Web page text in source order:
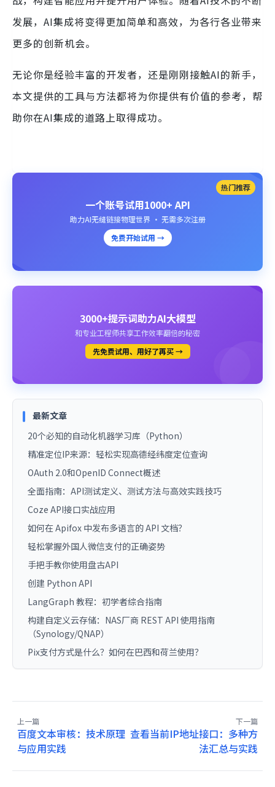
发展，AI集成将变得更加简单和高效，为各行各业带来
更多的创新机会。
无论你是经验丰富的开发者，还是刚刚接触AI的新手，
本文提供的工具与方法都将为你提供有价值的参考，帮
助你在AI集成的道路上取得成功。
热门推荐
一个账号试用1000+ API
助力AI无缝链接物理世界 · 无需多次注册
免费开始试用 →
3000+提示词助力AI大模型
和专业工程师共享工作效率翻倍的秘密
先免费试用、用好了再买 →
最新文章
20个必知的自动化机器学习库（Python）
精准定位IP来源：轻松实现高德经纬度定位查询
OAuth 2.0和OpenID Connect概述
全面指南：API测试定义、测试方法与高效实践技巧
Coze API接口实战应用
如何在 Apifox 中发布多语言的 API 文档？
轻松掌握外国人微信支付的正确姿势
手把手教你使用盘古API
创建 Python API
LangGraph 教程：初学者综合指南
构建自定义云存储：NAS厂商 REST API 使用指南
（Synology/QNAP）
Pix支付方式是什么？如何在巴西和荷兰使用？
上一篇
百度文本审核：技术原理
与应用实践
下一篇
查看当前IP地址接口：多种方
法汇总与实践